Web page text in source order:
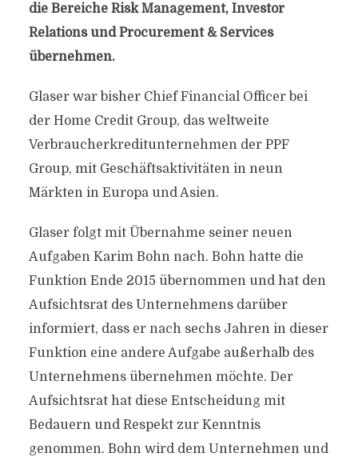
die Bereiche Risk Management, Investor
Relations und Procurement & Services
übernehmen.
Glaser war bisher Chief Financial Officer bei
der Home Credit Group, das weltweite
Verbraucherkreditunternehmen der PPF
Group, mit Geschäftsaktivitäten in neun
Märkten in Europa und Asien.
Glaser folgt mit Übernahme seiner neuen
Aufgaben Karim Bohn nach. Bohn hatte die
Funktion Ende 2015 übernommen und hat den
Aufsichtsrat des Unternehmens darüber
informiert, dass er nach sechs Jahren in dieser
Funktion eine andere Aufgabe außerhalb des
Unternehmens übernehmen möchte. Der
Aufsichtsrat hat diese Entscheidung mit
Bedauern und Respekt zur Kenntnis
genommen. Bohn wird dem Unternehmen und